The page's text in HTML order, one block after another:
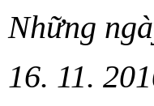
Những
16. 11.